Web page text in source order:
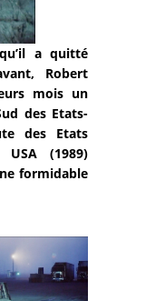
a quitté
Robert
mois un
des Etats-
des Etats
(1989)
formidable